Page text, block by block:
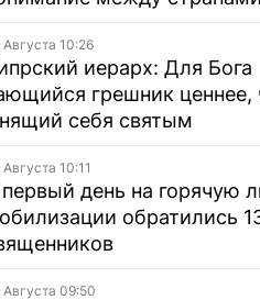
10:26
иерарх: Для Бога
грешник ценнее,
себя святым
10:11
день на горячую
обратились
09:50